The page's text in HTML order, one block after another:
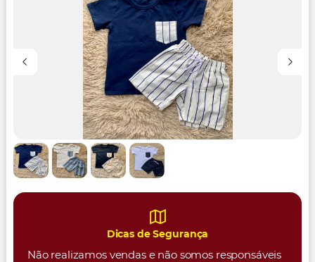
Dicas de Segurança
Não realizamos vendas e não somos responsáveis